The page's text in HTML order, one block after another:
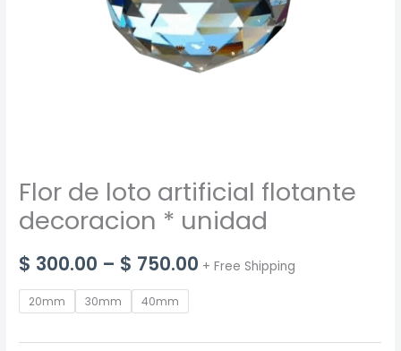
Flor de loto artificial flotante
decoracion * unidad
$ 300.00 – $ 750.00 Price
+ Free Shipping
20mm 30mm 40mm